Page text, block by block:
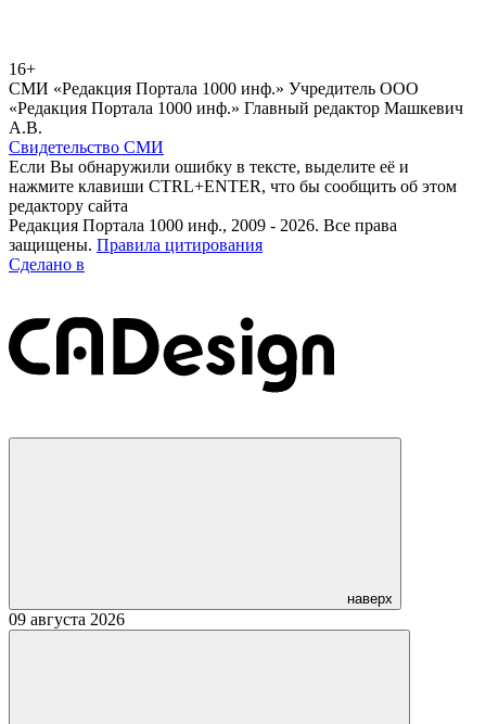
16+
СМИ «Редакция Портала 1000 инф.» Учредитель ООО
«Редакция Портала 1000 инф.» Главный редактор Машкевич
А.В.
Свидетельство СМИ
Если Вы обнаружили ошибку в тексте, выделите её и
нажмите клавиши CTRL+ENTER, что бы сообщить об этом
редактору сайта
Редакция Портала 1000 инф., 2009 - 2026. Все права
защищены. Правила цитирования
Сделано в
наверх
09 августа 2026